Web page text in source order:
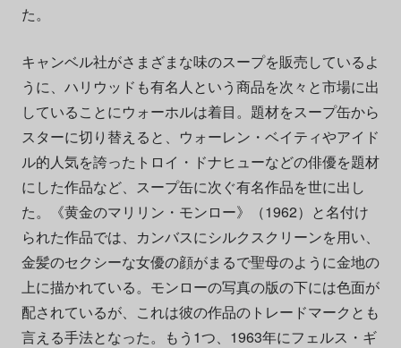
た。
キャンベル社がさまざまな味のスープを販売しているよ
うに、ハリウッドも有名人という商品を次々と市場に出
していることにウォーホルは着目。題材をスープ缶から
スターに切り替えると、ウォーレン・ベイティやアイド
ル的人気を誇ったトロイ・ドナヒューなどの俳優を題材
にした作品など、スープ缶に次ぐ有名作品を世に出し
た。《黄金のマリリン・モンロー》（1962）と名付け
られた作品では、カンバスにシルクスクリーンを用い、
金髪のセクシーな女優の顔がまるで聖母のように金地の
上に描かれている。モンローの写真の版の下には色面が
配されているが、これは彼の作品のトレードマークとも
言える手法となった。もう1つ、1963年にフェルス・ギ